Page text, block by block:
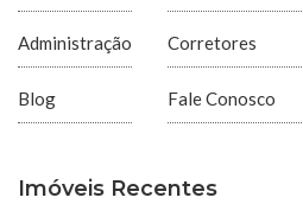
Administração
Blog
Corretores
Fale Conosco
Imóveis Recentes